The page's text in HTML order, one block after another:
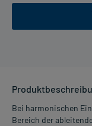
Bei harmonischen
Bereich der